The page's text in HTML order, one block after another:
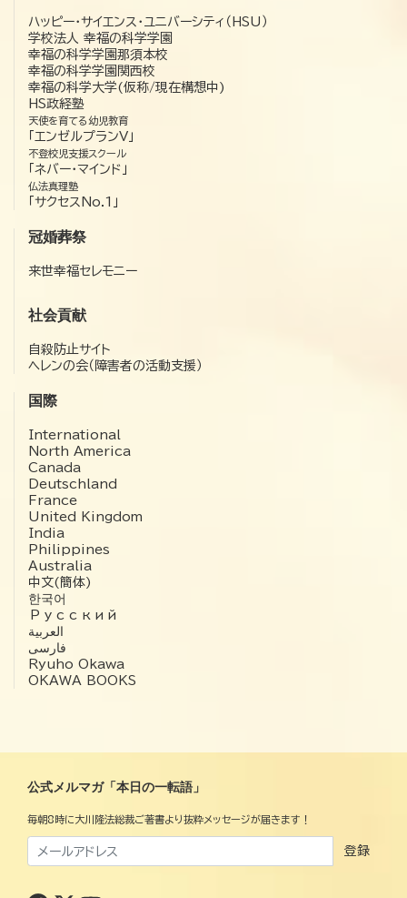
ハッピー・サイエンス・ユニバーシティ（HSU）
学校法人 幸福の科学学園
幸福の科学学園那須本校
幸福の科学学園関西校
幸福の科学大学(仮称/現在構想中)
HS政経塾
天使を育てる幼児教育
「エンゼルプランV」
不登校児支援スクール
「ネバー・マインド」
仏法真理塾
「サクセスNo.1」
冠婚葬祭
来世幸福セレモニー
社会貢献
自殺防止サイト
ヘレンの会（障害者の活動支援）
国際
International
North America
Canada
Deutschland
France
United Kingdom
India
Philippines
Australia
中文(簡体)
한국어
Русский
العربية‏
فارسی
Ryuho Okawa
OKAWA BOOKS
公式メルマガ「本日の一転語」
毎朝8時に大川隆法総裁ご著書より抜粋メッセージが届きます！
登録